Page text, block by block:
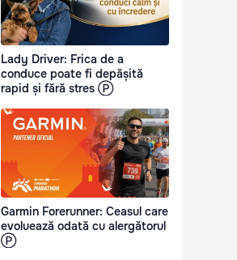
Lady Driver: Frica de a
conduce poate fi depășită
rapid și fără stres Ⓟ
Garmin Forerunner: Ceasul care
evoluează odată cu alergătorul
Ⓟ